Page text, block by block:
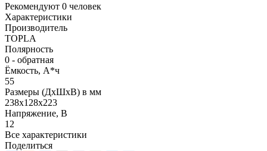
Рекомендуют 0 человек
Характеристики
Производитель
TOPLA
Полярность
0 - обратная
Ёмкость, А*ч
55
Размеры (ДхШхВ) в мм
238x128x223
Напряжение, В
12
Все характеристики
Поделиться